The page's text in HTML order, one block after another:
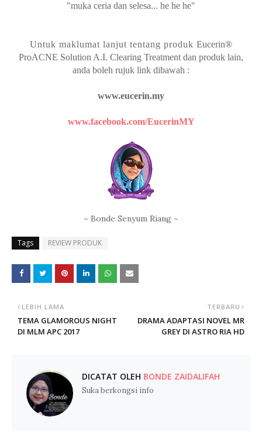
"muka ceria dan selesa... he he he"
Untuk maklumat lanjut tentang produk Eucerin®
ProACNE Solution A.I. Clearing Treatment dan produk lain,
anda boleh rujuk link dibawah :
www.eucerin.my
www.facebook.com/EucerinMY
~ Bonde Senyum Riang ~
Tags REVIEW PRODUK
TERBARU
DRAMA ADAPTASI NOVEL MR
GREY DI ASTRO RIA HD
LEBIH LAMA
TEMA GLAMOROUS NIGHT
DI MLM APC 2017
DICATAT OLEH BONDE ZAIDALIFAH
Suka berkongsi info